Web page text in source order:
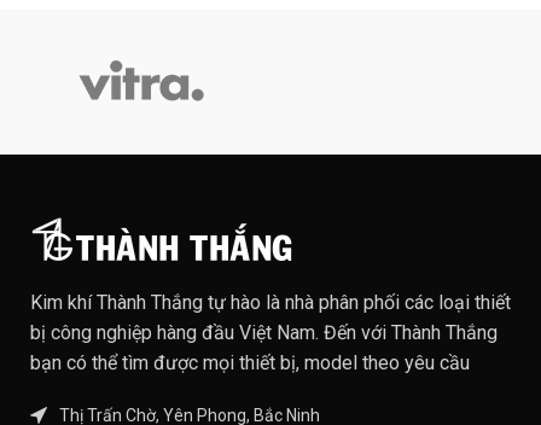
Kim khí Thành Thắng tự hào là nhà phân phối các loại thiết
bị công nghiệp hàng đầu Việt Nam. Đến với Thành Thắng
bạn có thể tìm được mọi thiết bị, model theo yêu cầu
Thị Trấn Chờ, Yên Phong, Bắc Ninh